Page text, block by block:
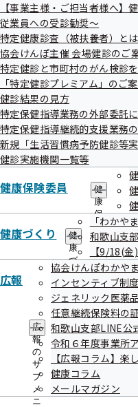
【事業主様・ご担当者様へ】
従業員への受診勧奨～
特定健康診査（被扶養者）とは
協会けんぽ主催 会場健診のご
特定健診と市町村のがん検診
「特定健診プレミアム」のご
健診結果の見方
特定保健指導業務の外部委託
特定保健指導継続的支援業務
新規「生活習慣病予防健診等
健診実施機関一覧等
健康保険委員
健
康
保
険
委
員
の
サ
ブ
メ
ニ
ュ
ー
健康づくり
健
康
づ
く
り
の
サ
ブ
メ
ニ
ュ
ー
「わかや
和歌山支
【9/18(
広報
広
報
の
サ
ブ
メ
ニ
協会けんぽわかや
インセンティブ制
ジェネリック医薬
任意継続保険料の
和歌山支部LINE公
令和６年度事業所
【広報コラム】楽
健康コラム
メールマガジン
掲載日
令和08年02月
27日
傷病手
令和08年02月
27日
健診機
について
令和08年01月
30日
特定保
の個人
令和07年12月
25日
健診結
「事業
「個人
アーカイブ
令和07年度